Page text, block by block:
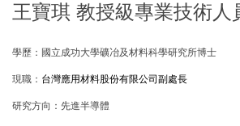
王寶琪 教授級專業技術人
學歷：國立成功大學礦冶及材料科學研究所博士
現職： 台灣應用材料股份有限公司副處長
研究方向：先進半導體